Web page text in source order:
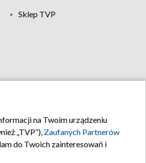
Sklep TVP
na Twoim urządzeniu
„TVP”), Zaufanych Partnerów
do Twoich zainteresowań i